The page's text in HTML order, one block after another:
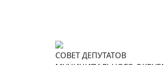
СОВЕТ ДЕПУТАТОВ